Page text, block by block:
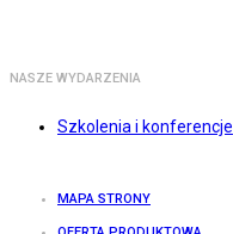
NASZE WYDARZENIA
Szkolenia i konferencje
MAPA STRONY